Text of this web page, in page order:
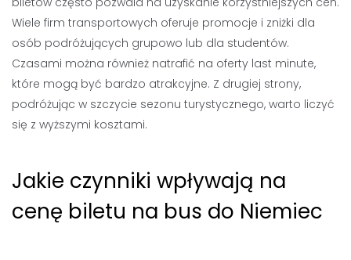
Wiele firm transportowych oferuje promocje i zniżki dla
osób podróżujących grupowo lub dla studentów.
Czasami można również natrafić na oferty last minute,
które mogą być bardzo atrakcyjne. Z drugiej strony,
podróżując w szczycie sezonu turystycznego, warto liczyć
się z wyższymi kosztami.
Jakie czynniki wpływają na
cenę biletu na bus do Niemiec